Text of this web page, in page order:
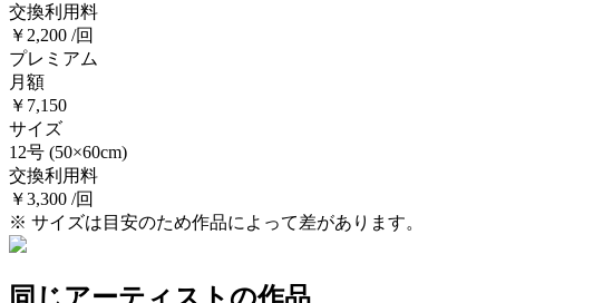
交換利用料
￥2,200 /回
プレミアム
月額
￥7,150
サイズ
12号 (50×60cm)
交換利用料
￥3,300 /回
※ サイズは目安のため作品によって差があります。
同じアーティストの作品